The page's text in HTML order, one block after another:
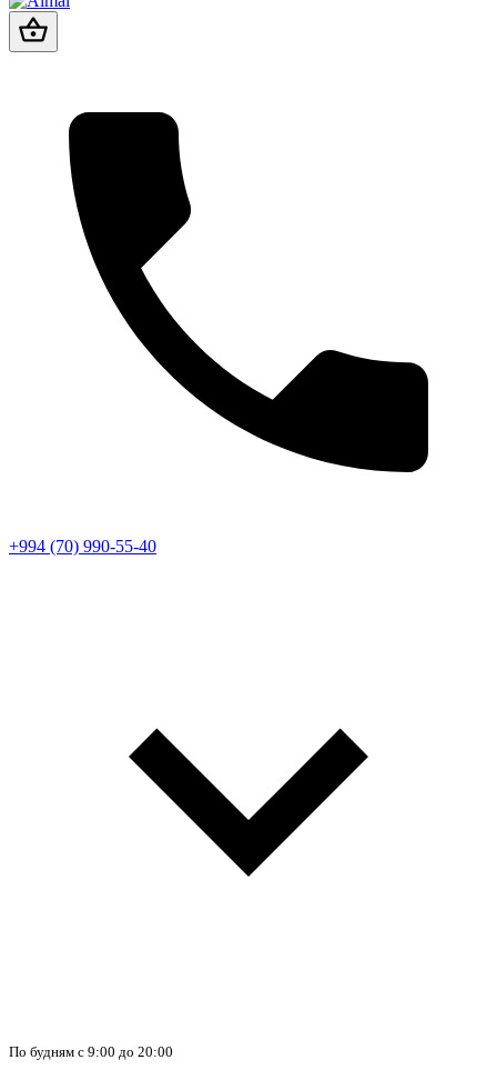
+994 (70) 990-55-40
По будням с 9:00 до 20:00